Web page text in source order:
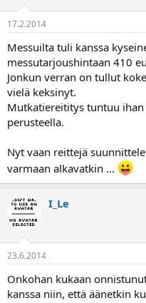
17.2.2014
Messuilta tuli kanssa
messutarjoushintaan 410
Jonkun verran on tullut
vielä keksinyt.
Mutkatiereititys tuntuu
perusteella.
Nyt vaan reittejä
varmaan alkavatkin ...
I_Le
23.6.2014
Onkohan kukaan
kanssa niin, että äänetkin